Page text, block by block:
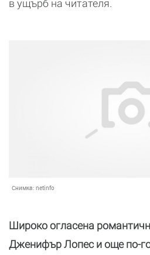
в ущърб на читателя.
Снимка: netinfo
Широко огласена
Дженифър Лопес и още по-